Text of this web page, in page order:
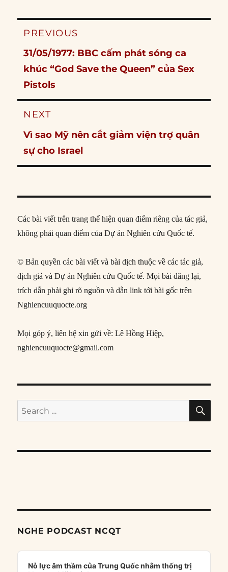
Post
PREVIOUS
Previous
post:
31/05/1977: BBC cấm phát sóng ca
khúc “God Save the Queen” của Sex
Pistols
NEXT
Next
post:
Vì sao Mỹ nên cắt giảm viện trợ quân
sự cho Israel
Các bài viết trên trang thể hiện quan điểm riêng của tác giả,
không phải quan điểm của Dự án Nghiên cứu Quốc tế.
© Bản quyền các bài viết và bài dịch thuộc về các tác giả,
dịch giả và Dự án Nghiên cứu Quốc tế. Mọi bài đăng lại,
trích dẫn phải ghi rõ nguồn và dẫn link tới bài gốc trên
Nghiencuuquocte.org
Mọi góp ý, liên hệ xin gửi về: Lê Hồng Hiệp,
nghiencuuquocte@gmail.com
Search
for:
NGHE PODCAST NCQT
Audio
Player
Nỗ lực âm thầm của Trung Quốc nhằm thống trị